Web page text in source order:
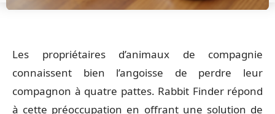
Les propriétaires d’animaux de compagnie
connaissent bien l’angoisse de perdre leur
compagnon à quatre pattes. Rabbit Finder répond
à cette préoccupation en offrant une solution de